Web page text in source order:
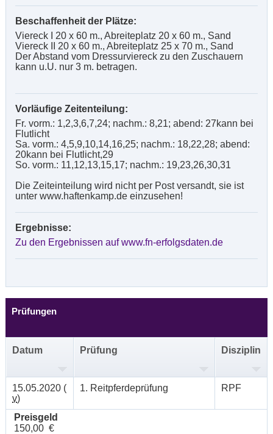
Beschaffenheit der Plätze:
Viereck I 20 x 60 m., Abreiteplatz 20 x 60 m., Sand
Viereck II 20 x 60 m., Abreiteplatz 25 x 70 m., Sand
Der Abstand vom Dressurviereck zu den Zuschauern
kann u.U. nur 3 m. betragen.
Vorläufige Zeitenteilung:
Fr. vorm.: 1,2,3,6,7,24; nachm.: 8,21; abend: 27kann bei
Flutlicht
Sa. vorm.: 4,5,9,10,14,16,25; nachm.: 18,22,28; abend:
20kann bei Flutlicht,29
So. vorm.: 11,12,13,15,17; nachm.: 19,23,26,30,31
Die Zeiteinteilung wird nicht per Post versandt, sie ist
unter www.haftenkamp.de einzusehen!
Ergebnisse:
Zu den Ergebnissen auf www.fn-erfolgsdaten.de
Prüfungen
Datum Prüfung Disziplin
15.05.2020 (
v)
1. Reitpferdeprüfung RPF
Preisgeld
150,00 €